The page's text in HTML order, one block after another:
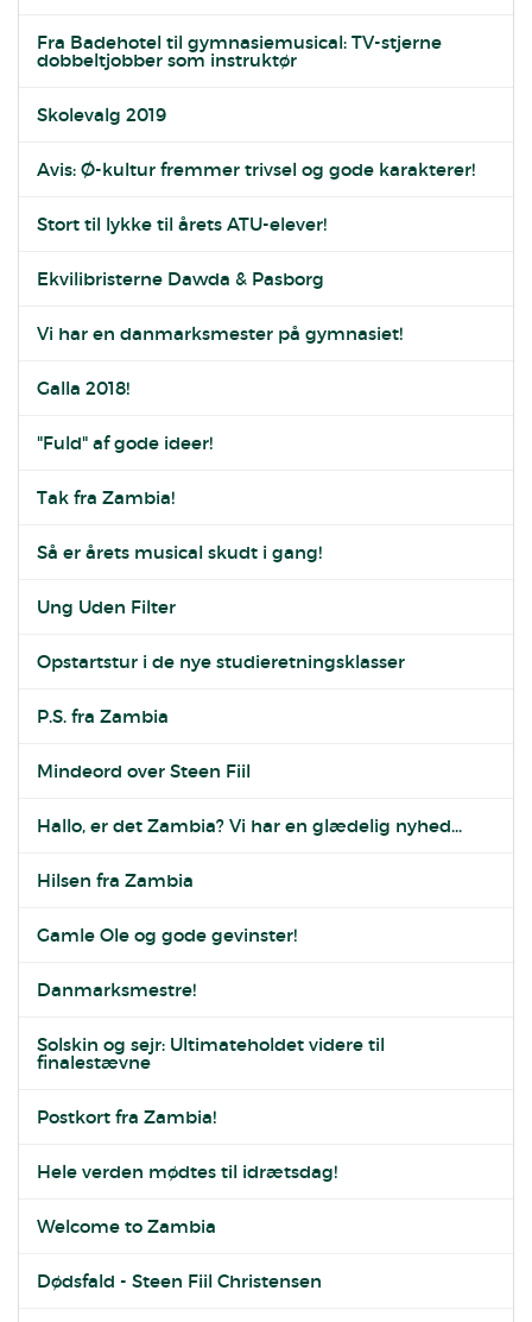
Fra Badehotel til gymnasiemusical: TV-stjerne
dobbeltjobber som instruktør
Skolevalg 2019
Avis: Ø-kultur fremmer trivsel og gode karakterer!
Stort til lykke til årets ATU-elever!
Ekvilibristerne Dawda & Pasborg
Vi har en danmarksmester på gymnasiet!
Galla 2018!
"Fuld" af gode ideer!
Tak fra Zambia!
Så er årets musical skudt i gang!
Ung Uden Filter
Opstartstur i de nye studieretningsklasser
P.S. fra Zambia
Mindeord over Steen Fiil
Hallo, er det Zambia? Vi har en glædelig nyhed...
Hilsen fra Zambia
Gamle Ole og gode gevinster!
Danmarksmestre!
Solskin og sejr: Ultimateholdet videre til
finalestævne
Postkort fra Zambia!
Hele verden mødtes til idrætsdag!
Welcome to Zambia
Dødsfald - Steen Fiil Christensen